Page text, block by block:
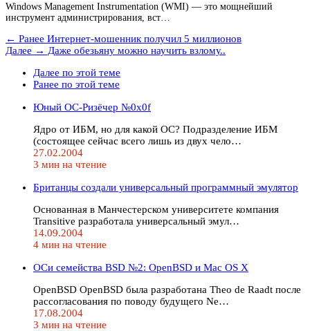
Windows Management Instrumentation (WMI) — это мощнейший
инструмент администрирования, вст…
← Ранее Интернет-мошенник получил 5 миллионов
Далее → Даже обезьяну можно научить взлому..
Далее по этой теме
Ранее по этой теме
Юный ОС-Ризёчер №0x0f
Ядро от ИБМ, но для какой ОС? Подразделение ИБМ
(состоящее сейчас всего лишь из двух чело…
27.02.2004
3 мин на чтение
Британцы создали универсальный программный эмулятор
Основанная в Манчестерском университете компания
Transitive разработала универсальный эмул…
14.09.2004
4 мин на чтение
ОСи семейства BSD №2: OpenBSD и Mac OS X
OpenBSD OpenBSD была разработана Theo de Raadt после
рассогласования по поводу будущего Ne…
17.08.2004
3 мин на чтение